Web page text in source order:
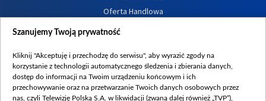
Oferta Handlowa
Dostępność
Procedura zgłoszeń wewnętrznych
Szanujemy Twoją prywatność
Kliknij "Akceptuję i przechodzę do serwisu", aby wyrazić zgody na
korzystanie z technologii automatycznego śledzenia i zbierania danych,
dostęp do informacji na Twoim urządzeniu końcowym i ich
przechowywanie oraz na przetwarzanie Twoich danych osobowych przez
nas, czyli Telewizję Polską S.A. w likwidacji (zwaną dalej również „TVP”),